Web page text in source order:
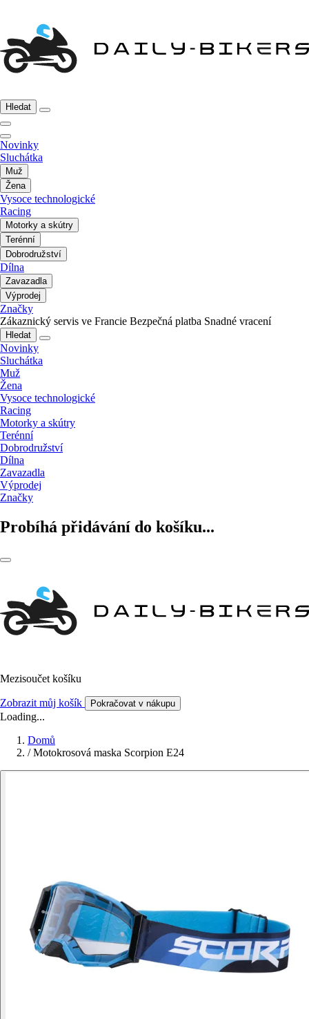
Hledat
Novinky
Sluchátka
Muž
Žena
Vysoce technologické
Racing
Motorky a skútry
Terénní
Dobrodružství
Dílna
Zavazadla
Výprodej
Značky
Zákaznický servis ve Francie Bezpečná platba Snadné vracení
Hledat
Novinky
Sluchátka
Muž
Žena
Vysoce technologické
Racing
Motorky a skútry
Terénní
Dobrodružství
Dílna
Zavazadla
Výprodej
Značky
Probíhá přidávání do košíku...
Mezisoučet košíku
Zobrazit můj košík Pokračovat v nákupu
Loading...
Domů
/ Motokrosová maska Scorpion E24